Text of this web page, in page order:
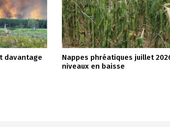
davantage
Nappes phréatiques juillet
niveaux en baisse